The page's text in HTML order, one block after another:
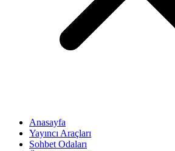
Anasayfa
Yayıncı Araçları
Sohbet Odaları